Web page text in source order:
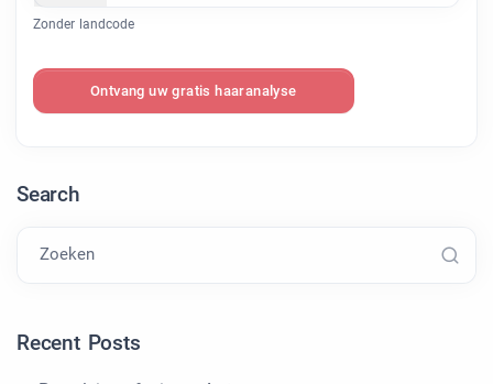
Zonder landcode
Ontvang uw gratis haaranalyse
Search
Zoeken
Recent Posts